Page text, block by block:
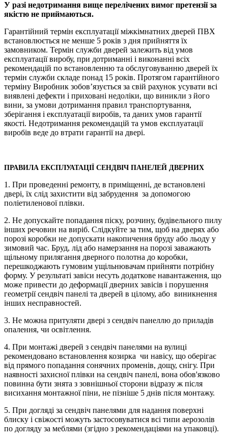
У разі недотримання вище перелічених вимог претензії за
якістю не приймаються.
Гарантійний термін експлуатації міжкімнатних дверей ПВХ
встановлюється не менше 5 років з дня прийняття їх
замовником. Термін служби дверей залежить від умов
експлуатації виробу, при дотриманні і виконанні всіх
рекомендацій по встановленню та обслуговуванню дверей їх
термін служби складе понад 15 років. Протягом гарантійного
терміну Виробник зобов’язується за свій рахунок усувати всі
виявлені дефекти і приховані недоліки, що виникли з його
вини, за умови дотримання правил транспортування,
зберігання і експлуатації виробів, та даних умов гарантії
якості. Недотримання рекомендацій та умов експлуатації
виробів веде до втрати гарантії на двері.
ПРАВИЛА ЕКСПЛУАТАЦІЇ СЕНДВІЧ ПАНЕЛЕЙ ДВЕРНИХ
1. При проведенні ремонту, в приміщенні, де встановлені
двері, їх слід захистити від забрудення за допомогою
поліетиленової плівки.
2. Не допускайте попадання піску, розчину, будівельного пилу
інших речовин на виріб. Слідкуйте за тим, щоб на дверях або
порозі коробки не допускати накопичення бруду або льоду у
зимовий час. Бруд, лід або намерзання на порозі заважають
щільному прилягання дверного полотна до коробки,
перешкоджають гумовим ущільнювачам прийняти потрібну
форму. У результаті завіси несуть додаткове навантаження, що
може привести до деформації дверних завісів і порушення
геометрії сендвіч панелі та дверей в цілому, або виникнення
інших несправностей.
3. Не можна притуляти двері з сендвіч панеллю до приладів
опалення, чи освітлення.
4. При монтажі дверей з сендвіч панелями на вулиці
рекомендовано встановлення козирка чи навісу, що оберігає
від прямого попадання сонячних променів, дощу, снігу. При
наявності захисної плівки на сендвіч панелі, вона обов'язково
повинна бути знята з зовнішньої сторони відразу ж після
висихання монтажної піни, не пізніше 5 днів після монтажу.
5. При догляді за сендвіч панелями для надання поверхні
блиску і свіжості можуть застосовуватися всі типи аерозолів
по догляду за меблями (згідно з рекомендаціями на упаковці).